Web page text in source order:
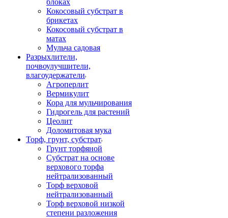
блоках
Кокосовый субстрат в
брикетах
Кокосовый субстрат в
матах
Мульча садовая
Разрыхлители,
почвоулучшители,
влагоудержатели
Агроперлит
Вермикулит
Кора для мульчирования
Гидрогель для растений
Цеолит
Доломитовая мука
Торф, грунт, субстрат
Грунт торфяной
Субстрат на основе
верхового торфа
нейтрализованный
Торф верховой
нейтрализованный
Торф верховой низкой
степени разложения